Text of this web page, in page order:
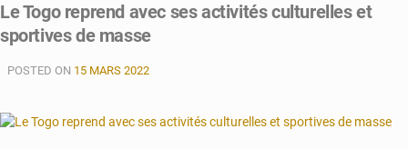
Le Togo reprend avec ses activités culturelles et
sportives de masse
POSTED ON 15 MARS 2022